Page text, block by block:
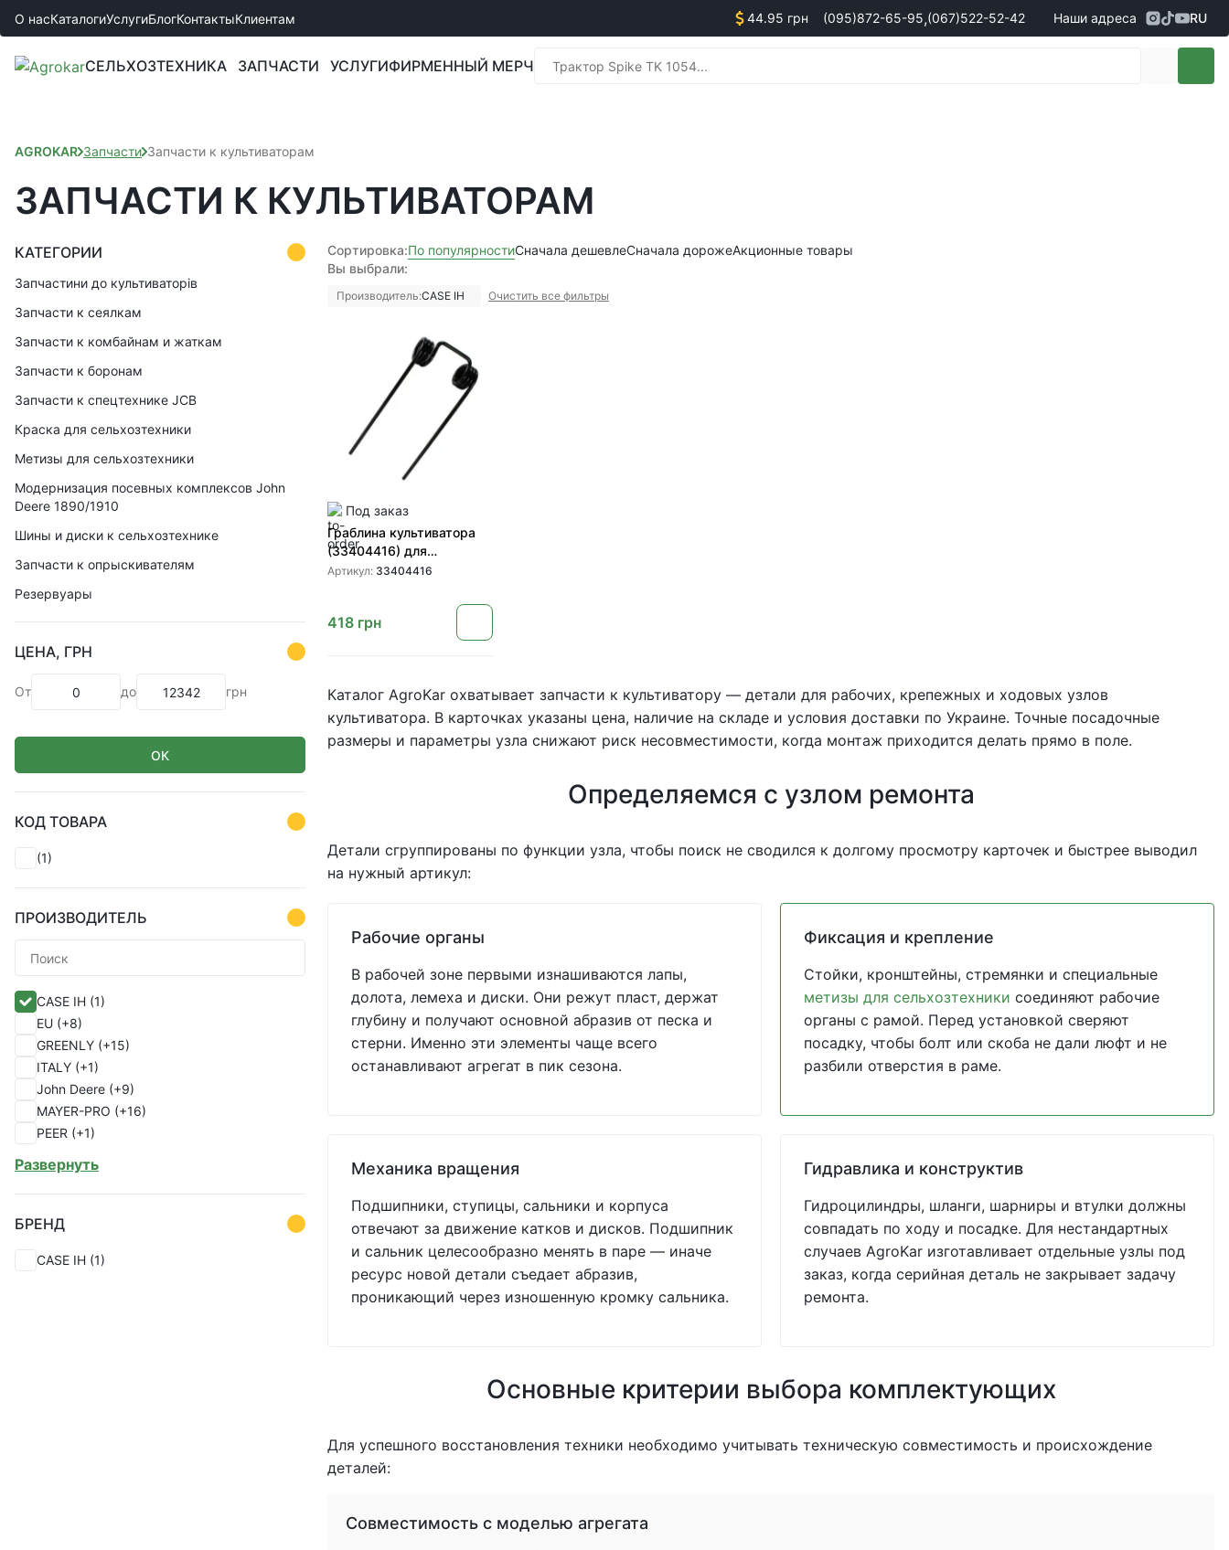
О насКаталогиУслугиБлогКонтактыКлиентам 44.95 грн (095)872-65-95,(067)522-52-42
Менеджеры по продаже техники
Наши адреса RU
СЕЛЬХОЗТЕХНИКА ЗАПЧАСТИ УСЛУГИФИРМЕННЫЙ МЕРЧ
AGROKAR Запчасти Запчасти к культиваторам
ЗАПЧАСТИ К КУЛЬТИВАТОРАМ
КАТЕГОРИИ
Запчастини до культиваторів
Запчасти к сеялкам
Запчасти к комбайнам и жаткам
Запчасти к боронам
Запчасти к спецтехнике JCB
Краска для сельхозтехники
Метизы для сельхозтехники
Модернизация посевных комплексов John
Deere 1890/1910
Шины и диски к сельхозтехнике
Запчасти к опрыскивателям
Резервуары
ЦЕНА, ГРН
От до грн
ОК
КОД ТОВАРА
(1)
ПРОИЗВОДИТЕЛЬ
CASE IH (1)
EU (+8)
GREENLY (+15)
ITALY (+1)
John Deere (+9)
MAYER-PRO (+16)
PEER (+1)
УКР(+1)
Развернуть
БРЕНД
CASE IH (1)
Сортировка:По популярностиСначала дешевлеСначала дорожеАкционные товары
Вы выбрали:
Производитель:CASE IH Очистить все фильтры
Под заказ
Граблина культиватора
(33404416) для
культиваторов CASE от
Артикул: 33404416
418 грн
Каталог AgroKar охватывает запчасти к культиватору — детали для рабочих, крепежных и ходовых узлов
культиватора. В карточках указаны цена, наличие на складе и условия доставки по Украине. Точные посадочные
размеры и параметры узла снижают риск несовместимости, когда монтаж приходится делать прямо в поле.
Определяемся с узлом ремонта
Детали сгруппированы по функции узла, чтобы поиск не сводился к долгому просмотру карточек и быстрее выводил
на нужный артикул:
Рабочие органы
В рабочей зоне первыми изнашиваются лапы,
долота, лемеха и диски. Они режут пласт, держат
глубину и получают основной абразив от песка и
стерни. Именно эти элементы чаще всего
останавливают агрегат в пик сезона.
Фиксация и крепление
Стойки, кронштейны, стремянки и специальные
метизы для сельхозтехники соединяют рабочие
органы с рамой. Перед установкой сверяют
посадку, чтобы болт или скоба не дали люфт и не
разбили отверстия в раме.
Механика вращения
Подшипники, ступицы, сальники и корпуса
отвечают за движение катков и дисков. Подшипник
и сальник целесообразно менять в паре — иначе
ресурс новой детали съедает абразив,
проникающий через изношенную кромку сальника.
Гидравлика и конструктив
Гидроцилиндры, шланги, шарниры и втулки должны
совпадать по ходу и посадке. Для нестандартных
случаев AgroKar изготавливает отдельные узлы под
заказ, когда серийная деталь не закрывает задачу
ремонта.
Основные критерии выбора комплектующих
Для успешного восстановления техники необходимо учитывать техническую совместимость и происхождение
деталей:
Совместимость с моделью агрегата